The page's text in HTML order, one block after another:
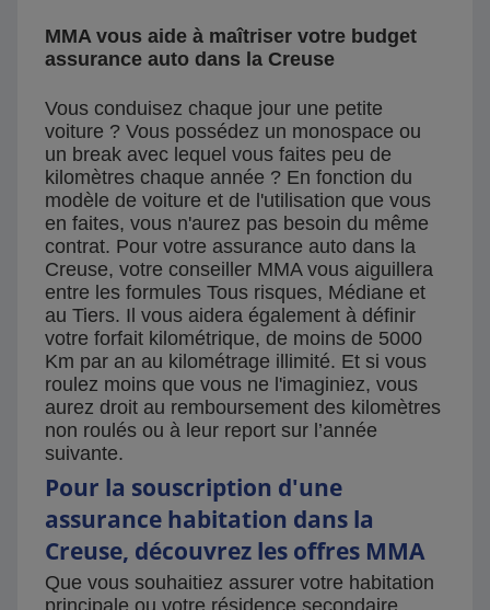
MMA vous aide à maîtriser votre budget
assurance auto dans la Creuse
Vous conduisez chaque jour une petite
voiture ? Vous possédez un monospace ou
un break avec lequel vous faites peu de
kilomètres chaque année ? En fonction du
modèle de voiture et de l'utilisation que vous
en faites, vous n'aurez pas besoin du même
contrat. Pour votre assurance auto dans la
Creuse, votre conseiller MMA vous aiguillera
entre les formules Tous risques, Médiane et
au Tiers. Il vous aidera également à définir
votre forfait kilométrique, de moins de 5000
Km par an au kilométrage illimité. Et si vous
roulez moins que vous ne l'imaginiez, vous
aurez droit au remboursement des kilomètres
non roulés ou à leur report sur l’année
suivante.
Pour la souscription d'une
assurance habitation dans la
Creuse, découvrez les offres MMA
Que vous souhaitiez assurer votre habitation